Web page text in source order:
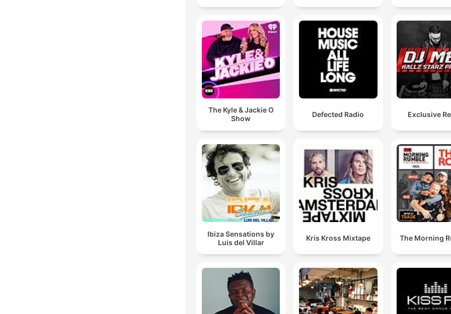
The Kyle & Jackie O
Show
Defected Radio Exclusive
Ibiza Sensations by
Luis del Villar
Kris Kross Mixtape The Morning